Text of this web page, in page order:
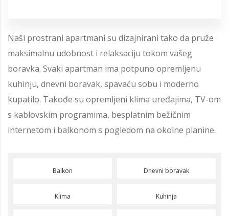
Balkon Dnevni boravak
Klima Kuhinja
Naši prostrani apartmani su dizajnirani tako da pruže
maksimalnu udobnost i relaksaciju tokom vašeg
boravka. Svaki apartman ima potpuno opremljenu
kuhinju, dnevni boravak, spavaću sobu i moderno
kupatilo. Takođe su opremljeni klima uređajima, TV-om
s kablovskim programima, besplatnim bežičnim
internetom i balkonom s pogledom na okolne planine.